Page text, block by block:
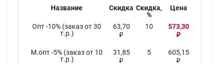
Название Скидка Скидка,
%
Цена
Опт -10% (заказ от 30
т.р.)
63,70
₽
10 573,30
₽
М.опт -5% (заказ от 10
т.р.)
31,85
₽
5 605,15
₽